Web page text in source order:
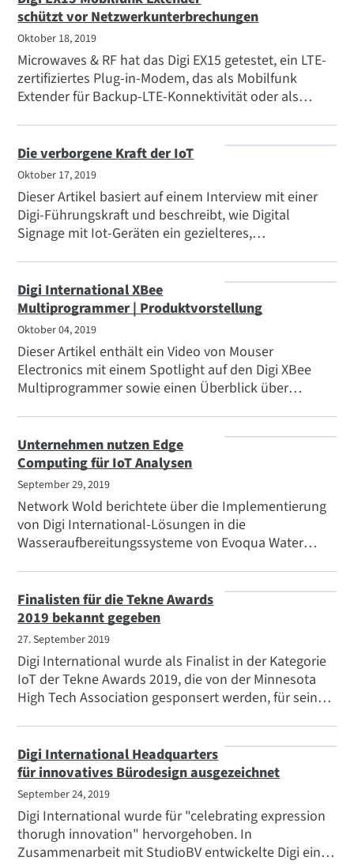
schützt vor Netzwerkunterbrechungen
Oktober 18, 2019
Microwaves & RF hat das Digi EX15 getestet, ein LTE-
zertifiziertes Plug-in-Modem, das als Mobilfunk
Extender für Backup-LTE-Konnektivität oder als
entwickelt wurde, die Netzwerkunterbrechungen
vermeiden müssen.
Die verborgene Kraft der IoT
Oktober 17, 2019
Dieser Artikel basiert auf einem Interview mit einer
Digi-Führungskraft und beschreibt, wie Digital
Signage mit Iot-Geräten ein gezielteres,
Digi International XBee
Multiprogrammer | Produktvorstellung
Oktober 04, 2019
Dieser Artikel enthält ein Video von Mouser
Electronics mit einem Spotlight auf den Digi XBee
Multiprogrammer sowie einen Überblick über
MicroPython und das Digi XBIB-C Entwicklungsboard.
Unternehmen nutzen Edge
Computing für IoT Analysen
September 29, 2019
Network Wold berichtete über die Implementierung
von Digi International-Lösungen in die
Wasseraufbereitungssysteme von Evoqua Water
Gateway-Gerät von Digi International in seine
Wasseraufbereitungssysteme eingebettet."
Finalisten für die Tekne Awards
2019 bekannt gegeben
27. September 2019
Digi International wurde als Finalist in der Kategorie
IoT der Tekne Awards 2019, die von der Minnesota
High Tech Association gesponsert werden, für seine
Finalisten für die prestigeträchtige Auszeichnung.
Digi International Headquarters
für innovatives Bürodesign ausgezeichnet
September 24, 2019
Digi International wurde für "celebrating expression
thorugh innovation" hervorgehoben. In
Zusammenarbeit mit StudioBV entwickelte Digi ein